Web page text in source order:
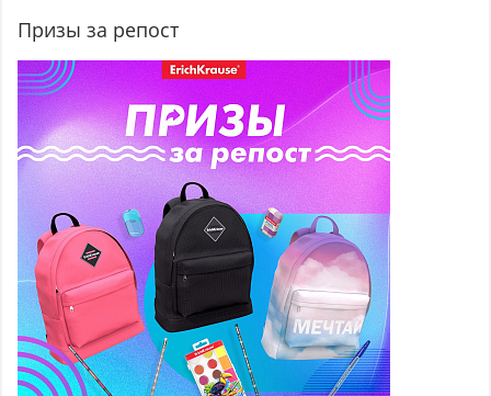
Призы за репост